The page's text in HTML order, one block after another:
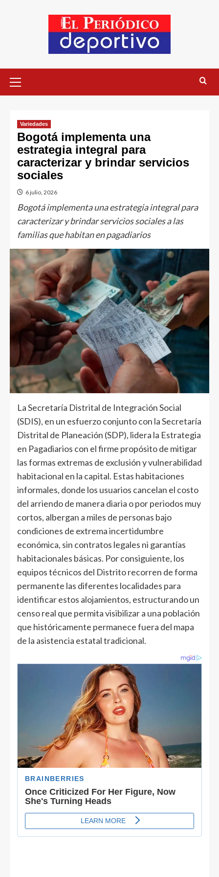
Variedades
Bogotá implementa una
estrategia integral para
caracterizar y brindar servicios
sociales
6 julio, 2026
Bogotá implementa una estrategia integral para
caracterizar y brindar servicios sociales a las
familias que habitan en pagadiarios
La Secretaría Distrital de Integración Social
(SDIS), en un esfuerzo conjunto con la Secretaría
Distrital de Planeación (SDP), lidera la Estrategia
en Pagadiarios con el firme propósito de mitigar
las formas extremas de exclusión y vulnerabilidad
habitacional en la capital. Estas habitaciones
informales, donde los usuarios cancelan el costo
del arriendo de manera diaria o por periodos muy
cortos, albergan a miles de personas bajo
condiciones de extrema incertidumbre
económica, sin contratos legales ni garantías
habitacionales básicas. Por consiguiente, los
equipos técnicos del Distrito recorren de forma
permanente las diferentes localidades para
identificar estos alojamientos, estructurando un
censo real que permita visibilizar a una población
que históricamente permanece fuera del mapa
de la asistencia estatal tradicional.